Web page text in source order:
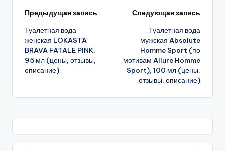
Навигация
записи
Предыдущая запись
Туалетная вода
женская LOKASTA
BRAVA FATALE PINK,
95 мл (цены, отзывы,
описание)
Следующая запись
Туалетная вода
мужская Absolute
Homme Sport (по
мотивам Allure Homme
Sport), 100 мл (цены,
отзывы, описание)